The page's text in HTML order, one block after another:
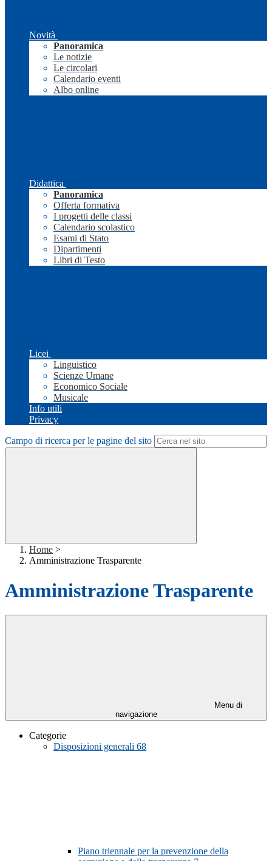
Novità
Panoramica
Le notizie
Le circolari
Calendario eventi
Albo online
Didattica
Panoramica
Offerta formativa
I progetti delle classi
Calendario scolastico
Esami di Stato
Dipartimenti
Libri di Testo
Licei
Linguistico
Scienze Umane
Economico Sociale
Musicale
Info utili
Privacy
Campo di ricerca per le pagine del sito
Home >
Amministrazione Trasparente
Amministrazione Trasparente
Menu di
navigazione
Categorie
Disposizioni generali 68
Piano triennale per la prevenzione della